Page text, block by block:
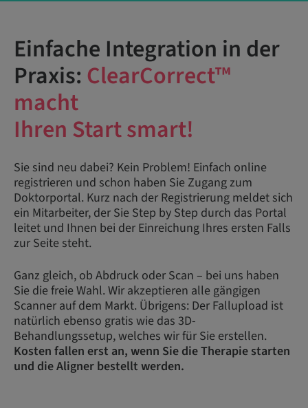
Einfache Integration in der
Praxis: ClearCorrect™
macht
Ihren Start smart!
Sie sind neu dabei? Kein Problem! Einfach online
registrieren und schon haben Sie Zugang zum
Doktorportal. Kurz nach der Registrierung meldet sich
ein Mitarbeiter, der Sie Step by Step durch das Portal
leitet und Ihnen bei der Einreichung Ihres ersten Falls
zur Seite steht.
Ganz gleich, ob Abdruck oder Scan – bei uns haben
Sie die freie Wahl. Wir akzeptieren alle gängigen
Scanner auf dem Markt. Übrigens: Der Fallupload ist
natürlich ebenso gratis wie das 3D-
Behandlungssetup, welches wir für Sie erstellen.
Kosten fallen erst an, wenn Sie die Therapie starten
und die Aligner bestellt werden.